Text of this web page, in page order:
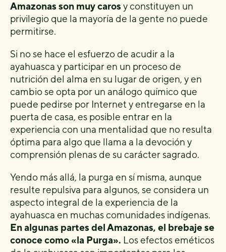
Amazonas son muy carosy constituyen un
privilegio que la mayoría de la gente no puede
permitirse.
Si no se hace el esfuerzo de acudir a la
ayahuasca y participar en un proceso de
nutrición del alma en su lugar de origen, y en
cambio se opta por un análogo químico que
puede pedirse por Internet y entregarse en la
puerta de casa, es posible entrar en la
experiencia con una mentalidad que no resulta
óptima para algo que llama a la devoción y
comprensión plenas de su carácter sagrado.
Yendo más allá, la purga en sí misma, aunque
resulte repulsiva para algunos, se considera un
aspecto integral de la experiencia de la
ayahuasca en muchas comunidades indígenas.
En algunas partes del Amazonas, el brebaje se
conoce como «la Purga». Los efectos eméticos